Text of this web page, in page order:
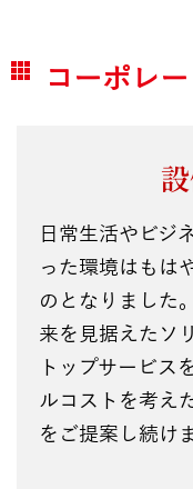
コーポレ
日常生活やビジ
った環境はもは
のとなりました
来を見据えたソ
トップサービス
ルコストを考え
をご提案し続けま